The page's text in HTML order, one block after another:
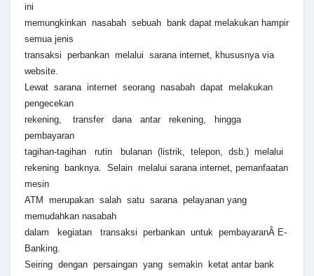
ini
memungkinkan nasabah sebuah bank dapat melakukan hampir
semua jenis
transaksi perbankan melalui sarana internet, khususnya via
website.
Lewat sarana internet seorang nasabah dapat melakukan
pengecekan
rekening, transfer dana antar rekening, hingga
pembayaran
tagihan-tagihan rutin bulanan (listrik, telepon, dsb.) melalui
rekening banknya. Selain melalui sarana internet, pemanfaatan
mesin
ATM merupakan salah satu sarana pelayanan yang
memudahkan nasabah
dalam kegiatan transaksi perbankan untuk pembayaranÂ E-
Banking.
Seiring dengan persaingan yang semakin ketat antar bank